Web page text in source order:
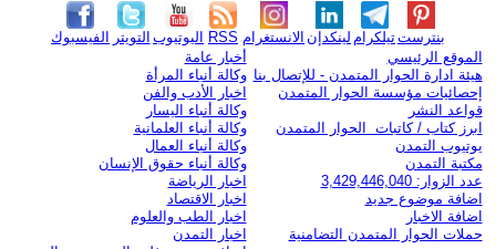
الفيسبوك التويتر اليوتيوب RSS الانستغرام لينكدإن تيلكرامبنترست
الموقع الرئيسي
هيئة ادارة الحوار المتمدن - للإتصال بنا
إحصائيات مؤسسة الحوار المتمدن
قواعد النشر
ابرز كتاب / كاتبات الحوار المتمدن
يوتيوب التمدن
مكتبة التمدن
عدد الزوار: 3,429,446,040
اضافة موضوع جديد
اضافة الاخبار
حملات الحوار المتمدن التضامنية
أخبار عامة
وكالة أنباء المرأة
اخبار الأدب والفن
وكالة أنباء اليسار
وكالة أنباء العلمانية
وكالة أنباء العمال
وكالة أنباء حقوق الإنسان
اخبار الرياضة
اخبار الاقتصاد
اخبار الطب والعلوم
اخبار التمدن